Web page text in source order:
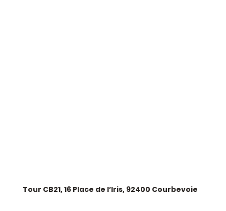
Tour CB21, 16 Place de l’Iris, 92400 Courbevoie